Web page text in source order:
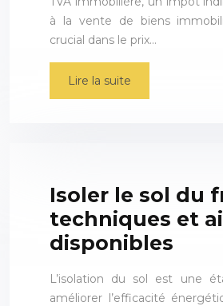
à la vente de biens
crucial dans le prix…
Lire la suite
Isoler le sol du
techniques et
disponibles
L’isolation du sol est une
améliorer l’efficacité